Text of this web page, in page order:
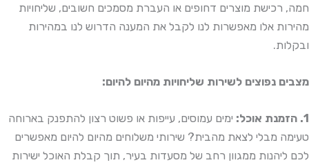
חמה, רכישת מוצרים דחופים או העברת מסמכים חשובים, שליחויות
מהירות אלו מאפשרות לנו לקבל את המענה הדרוש לנו במהירות
ובקלות.
מצבים נפוצים לשירות שליחויות מהיום להיום:
1. הזמנת אוכל:
ימים עמוסים, עייפות או פשוט רצון להתפנק בארוחה
טעימה מבלי לצאת מהבית? שירותי משלוחים מהיום להיום מאפשרים
לכם ליהנות ממגוון רחב של מסעדות בעיר, תוך קבלת האוכל ישירות